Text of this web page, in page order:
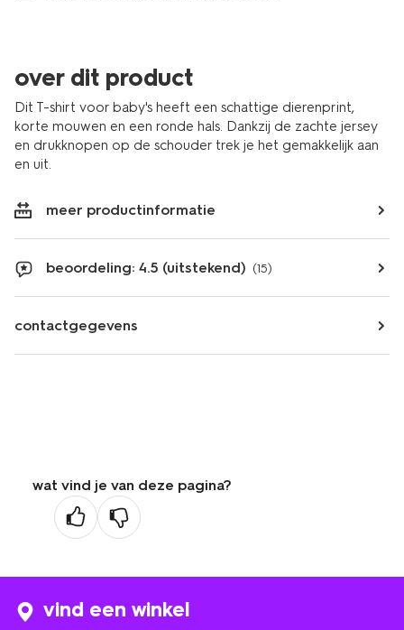
over dit product
Dit T-shirt voor baby's heeft een schattige dierenprint,
korte mouwen en een ronde hals. Dankzij de zachte jersey
en drukknopen op de schouder trek je het gemakkelijk aan
en uit.
meer productinformatie
beoordeling: 4.5 (uitstekend) (15)
contactgegevens
wat vind je van deze pagina?
vind een winkel